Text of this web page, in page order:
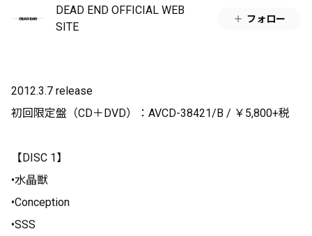
DEAD END OFFICIAL WEB
SITE
フォロー
2012.3.7 release
初回限定盤（CD＋DVD）：AVCD-38421/B / ￥5,800+税
【DISC 1】
•水晶獣
•Conception
•SSS